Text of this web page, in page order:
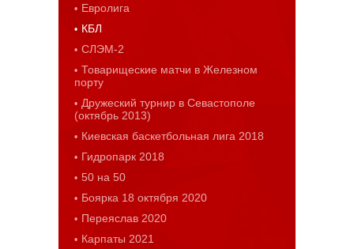
Евролига
КБЛ
СЛЭМ-2
Товарищеские матчи в Железном
порту
Дружеский турнир в Севастополе
(октябрь 2013)
Киевская баскетбольная лига 2018
Гидропарк 2018
50 на 50
Боярка 18 октября 2020
Переяслав 2020
Карпаты 2021